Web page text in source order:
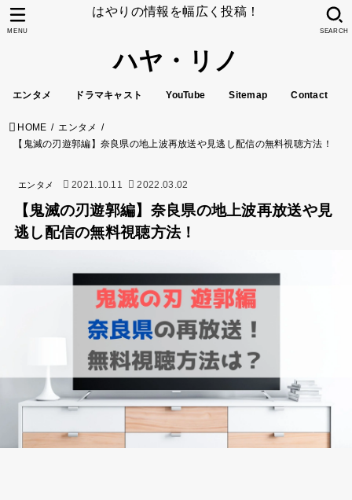
はやりの情報を幅広く投稿！
ハヤ・リノ
エンタメ ドラマキャスト YouTube Sitemap Contact
SEARCH
MENU
HOME
エンタメ
【鬼滅の刃遊郭編】奈良県の地上波再放送や見逃し配信の無料視聴方法！
エンタメ 2021.10.11 2022.03.02
【鬼滅の刃遊郭編】奈良県の地上波再放送や見
逃し配信の無料視聴方法！